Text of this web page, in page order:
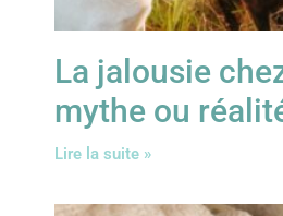
La jalousie
mythe ou
Lire la suite »